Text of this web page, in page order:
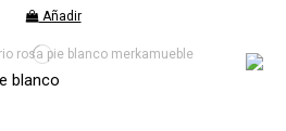
Añadir
blanco